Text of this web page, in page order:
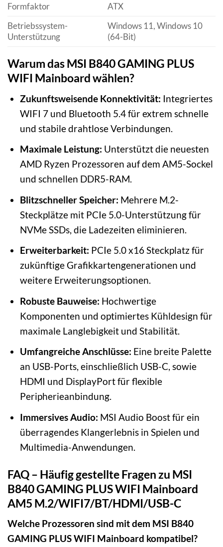
Formfaktor
ATX
Betriebssystem-
Unterstützung
Windows 11, Windows 10
(64-Bit)
Warum das MSI B840 GAMING PLUS
WIFI Mainboard wählen?
Zukunftsweisende Konnektivität: Integriertes
WIFI 7 und Bluetooth 5.4 für extrem schnelle
und stabile drahtlose Verbindungen.
Maximale Leistung: Unterstützt die neuesten
AMD Ryzen Prozessoren auf dem AM5-Sockel
und schnellen DDR5-RAM.
Blitzschneller Speicher: Mehrere M.2-
Steckplätze mit PCIe 5.0-Unterstützung für
NVMe SSDs, die Ladezeiten eliminieren.
Erweiterbarkeit: PCIe 5.0 x16 Steckplatz für
zukünftige Grafikkartengenerationen und
weitere Erweiterungsoptionen.
Robuste Bauweise: Hochwertige
Komponenten und optimiertes Kühldesign für
maximale Langlebigkeit und Stabilität.
Umfangreiche Anschlüsse: Eine breite Palette
an USB-Ports, einschließlich USB-C, sowie
HDMI und DisplayPort für flexible
Peripherieanbindung.
Immersives Audio: MSI Audio Boost für ein
überragendes Klangerlebnis in Spielen und
Multimedia-Anwendungen.
FAQ – Häufig gestellte Fragen zu MSI
B840 GAMING PLUS WIFI Mainboard
AM5 M.2/WIFI7/BT/HDMI/USB-C
Welche Prozessoren sind mit dem MSI B840
GAMING PLUS WIFI Mainboard kompatibel?